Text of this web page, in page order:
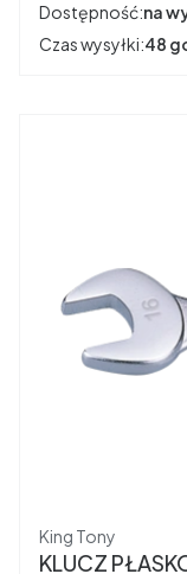
Dostępność:na
Czas wysyłki:48
Producent
King Tony
KLUCZ